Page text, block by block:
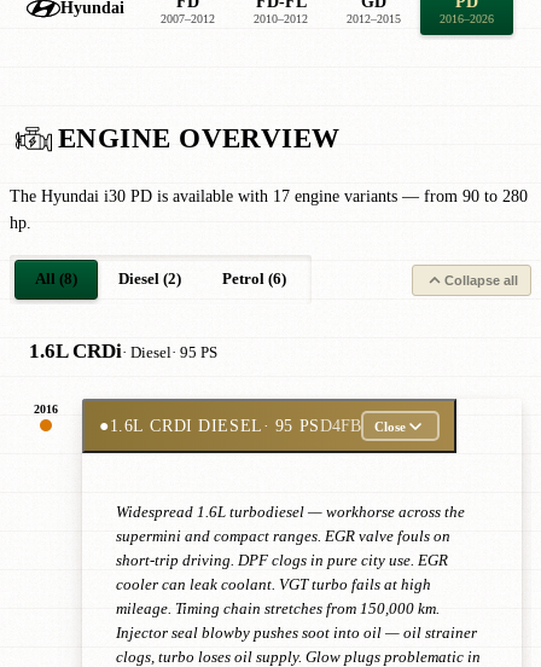
Hyundai
2007–2012 2010–2012 2012–2015 2016–2026
ENGINE OVERVIEW
The Hyundai i30 PD is available with 17 engine variants — from 90 to 280
hp.
All (8) Diesel (2) Petrol (6) Collapse all
1.6L CRDi· Diesel· 95 PS
2016
●1.6L CRDI DIESEL· 95 PSD4FB Close
Widespread 1.6L turbodiesel — workhorse across the
supermini and compact ranges. EGR valve fouls on
short-trip driving. DPF clogs in pure city use. EGR
cooler can leak coolant. VGT turbo fails at high
mileage. Timing chain stretches from 150,000 km.
Injector seal blowby pushes soot into oil — oil strainer
clogs, turbo loses oil supply. Glow plugs problematic in